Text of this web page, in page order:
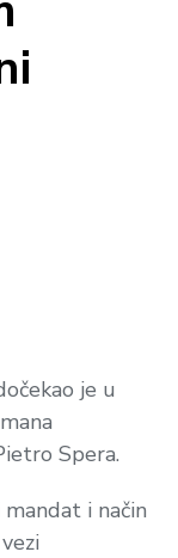
je u
Spera.
i način